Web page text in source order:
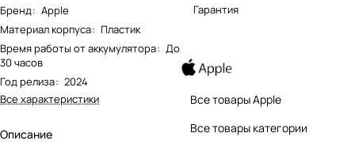
Бренд: Apple
Материал корпуса: Пластик
Время работы от аккумулятора: До
30 часов
Год релиза: 2024
Все характеристики
Описание
Гарантия
Все товары Apple
Все товары категории